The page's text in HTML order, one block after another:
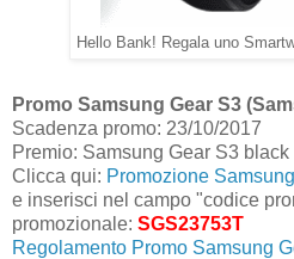
Hello Bank! Regala uno
Promo Samsung Gear S3
Scadenza promo: 23/10/2017
Premio: Samsung Gear S3
Clicca qui: Promozione
e inserisci nel campo "codice
promozionale: SGS23753T
Regolamento Promo Samsung